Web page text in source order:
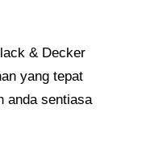
& Decker
yang tepat
anda sentiasa